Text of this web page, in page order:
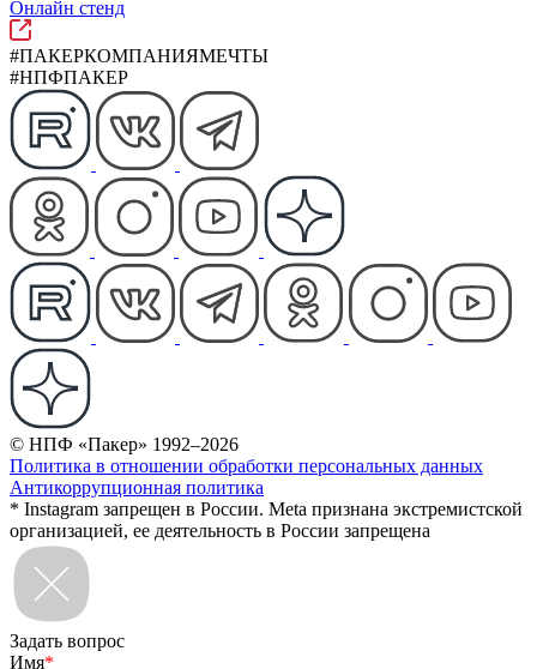
Онлайн стенд
#ПАКЕРКОМПАНИЯМЕЧТЫ
#НПФПАКЕР
© НПФ «Пакер» 1992–2026
Политика в отношении обработки персональных данных
Антикоррупционная политика
* Instagram запрещен в России. Meta признана экстремистской
организацией, ее деятельность в России запрещена
Задать вопрос
Имя*